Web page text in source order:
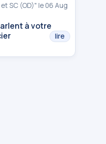
SC (OD)" le 06 Aug
à votre
lire